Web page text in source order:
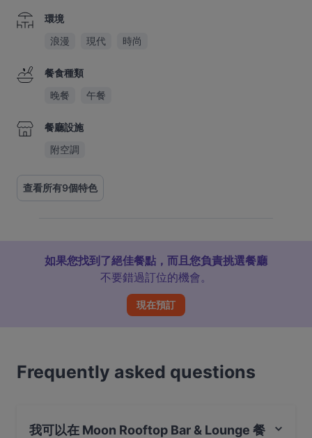
環境
浪漫
現代 時尚
餐食種類
晚餐
午餐
餐廳設施
附空調
查看所有9個特色
如果您找到了絕佳餐點，而且您負責挑選餐廳
不要錯過訂位的機會。
現在預訂
Frequently asked questions
我可以在 Moon Rooftop Bar & Lounge 餐